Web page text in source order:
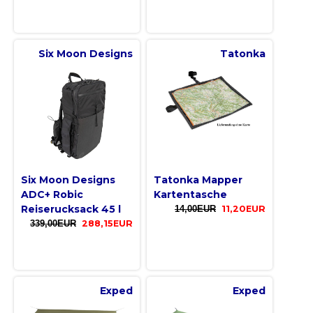
Six Moon Designs
Six Moon Designs
ADC+ Robic
Reiserucksack 45 l
339,00EUR 288,15EUR
Tatonka
Tatonka Mapper
Kartentasche
14,00EUR 11,20EUR
Exped Exped